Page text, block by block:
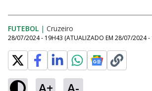
FUTEBOL | Cruzeiro
28/07/2024 - 19H43 (ATUALIZADO EM 28/07/2024 -